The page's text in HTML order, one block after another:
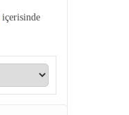
içerisinde